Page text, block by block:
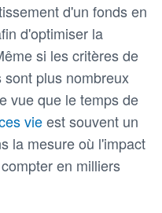
d'un fonds en
d'optimiser la
si les critères de
plus nombreux
vue que le temps de
vieest souvent un
la mesure où l'impact
en milliers